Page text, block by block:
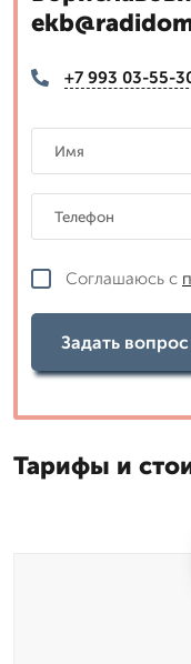
+7 993 03-55-
Соглашаюсь с
Задать вопрос
Тарифы и